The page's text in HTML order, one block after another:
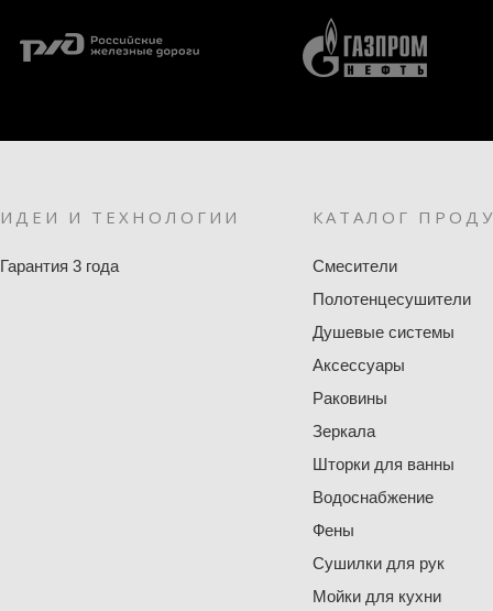
ИДЕИ И ТЕХНОЛОГИИ
Гарантия 3 года
КАТАЛОГ
Смесители
Полотенцесушители
Душевые системы
Аксессуары
Раковины
Зеркала
Шторки для ванны
Водоснабжение
Фены
Сушилки для рук
Мойки для кухни